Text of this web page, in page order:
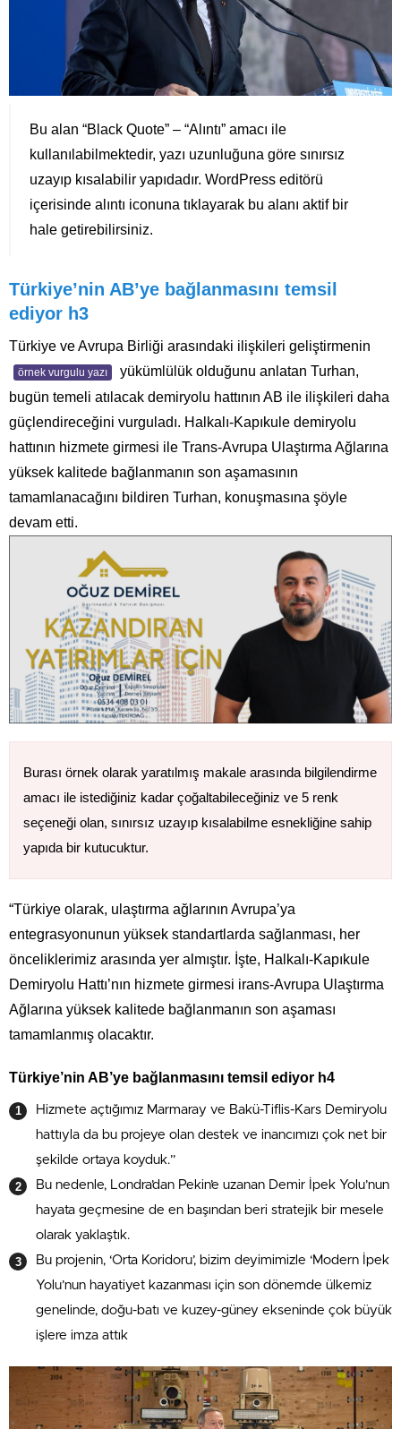
Bu alan “Black Quote” – “Alıntı” amacı ile
kullanılabilmektedir, yazı uzunluğuna göre sınırsız
uzayıp kısalabilir yapıdadır. WordPress editörü
içerisinde alıntı iconuna tıklayarak bu alanı aktif bir
hale getirebilirsiniz.
Türkiye’nin AB’ye bağlanmasını temsil
ediyor h3
Türkiye ve Avrupa Birliği arasındaki ilişkileri geliştirmenin
örnek vurgulu yazı
yükümlülük olduğunu anlatan Turhan,
bugün temeli atılacak demiryolu hattının AB ile ilişkileri daha
güçlendireceğini vurguladı. Halkalı-Kapıkule demiryolu
hattının hizmete girmesi ile Trans-Avrupa Ulaştırma Ağlarına
yüksek kalitede bağlanmanın son aşamasının
tamamlanacağını bildiren Turhan, konuşmasına şöyle
devam etti.
Burası örnek olarak yaratılmış makale arasında bilgilendirme
amacı ile istediğiniz kadar çoğaltabileceğiniz ve 5 renk
seçeneği olan, sınırsız uzayıp kısalabilme esnekliğine sahip
yapıda bir kutucuktur.
“Türkiye olarak, ulaştırma ağlarının Avrupa’ya
entegrasyonunun yüksek standartlarda sağlanması, her
önceliklerimiz arasında yer almıştır. İşte, Halkalı-Kapıkule
Demiryolu Hattı’nın hizmete girmesi irans-Avrupa Ulaştırma
Ağlarına yüksek kalitede bağlanmanın son aşaması
tamamlanmış olacaktır.
Türkiye’nin AB’ye bağlanmasını temsil ediyor h4
Hizmete açtığımız Marmaray ve Bakü-Tiflis-Kars Demiryolu
hattıyla da bu projeye olan destek ve inancımızı çok net bir
şekilde ortaya koyduk.”
Bu nedenle, Londra’dan Pekin’e uzanan Demir İpek Yolu’nun
hayata geçmesine de en başından beri stratejik bir mesele
olarak yaklaştık.
Bu projenin, ‘Orta Koridoru’, bizim deyimimizle ‘Modern İpek
Yolu’nun hayatiyet kazanması için son dönemde ülkemiz
genelinde, doğu-batı ve kuzey-güney ekseninde çok büyük
işlere imza attık